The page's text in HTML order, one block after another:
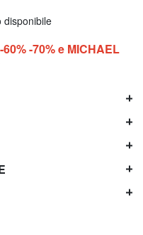
disponibile
-70% e MICHAEL